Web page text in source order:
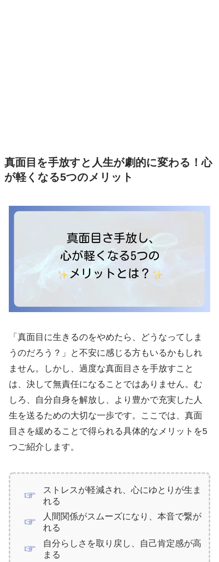
真面目を手放すと人生が劇的に変わる！心
が軽くなる5つのメリット
「真面目に生きるのをやめたら、どうなってしま
うのだろう？」と不安に感じる方もいるかもしれ
ません。しかし、過度な真面目さを手放すこと
は、決して無責任になることではありません。む
しろ、自分自身を解放し、より豊かで充実した人
生を送るための大切な一歩です。ここでは、真面
目さを緩めることで得られる具体的なメリットを5
つご紹介します。
ストレスが軽減され、心にゆとりが生ま
れる
人間関係がスムーズになり、本音で繋が
れる
自分らしさを取り戻し、自己肯定感が高
まる